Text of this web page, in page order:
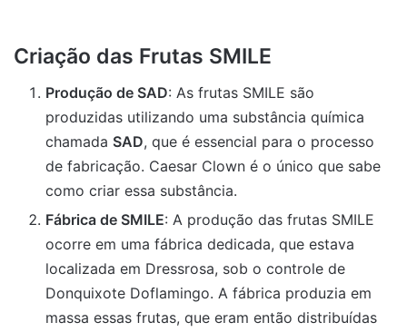
Criação das Frutas SMILE
Produção de SAD: As frutas SMILE são
produzidas utilizando uma substância química
chamada SAD, que é essencial para o processo
de fabricação. Caesar Clown é o único que sabe
como criar essa substância.
Fábrica de SMILE: A produção das frutas SMILE
ocorre em uma fábrica dedicada, que estava
localizada em Dressrosa, sob o controle de
Donquixote Doflamingo. A fábrica produzia em
massa essas frutas, que eram então distribuídas